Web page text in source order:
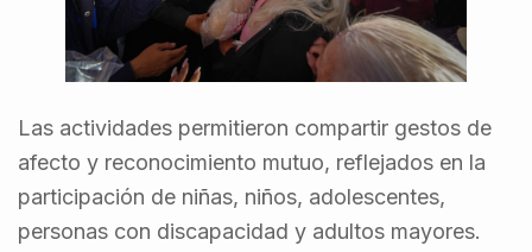
Las actividades permitieron compartir gestos de
afecto y reconocimiento mutuo, reflejados en la
participación de niñas, niños, adolescentes,
personas con discapacidad y adultos mayores.